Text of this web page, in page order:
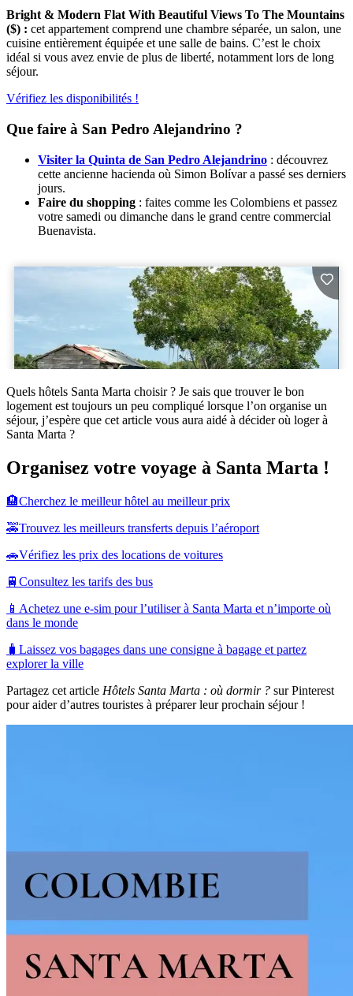
Bright & Modern Flat With Beautiful Views To The Mountains
($) : cet appartement comprend une chambre séparée, un salon, une
cuisine entièrement équipée et une salle de bains. C’est le choix
idéal si vous avez envie de plus de liberté, notamment lors de long
séjour.
Vérifiez les disponibilités !
Que faire à San Pedro Alejandrino ?
Visiter la Quinta de San Pedro Alejandrino : découvrez
cette ancienne hacienda où Simon Bolívar a passé ses derniers
jours.
Faire du shopping : faites comme les Colombiens et passez
votre samedi ou dimanche dans le grand centre commercial
Buenavista.
Quels hôtels Santa Marta choisir ? Je sais que trouver le bon
logement est toujours un peu compliqué lorsque l’on organise un
séjour, j’espère que cet article vous aura aidé à décider où loger à
Santa Marta ?
Organisez votre voyage à Santa Marta !
🏨Cherchez le meilleur hôtel au meilleur prix
🚕Trouvez les meilleurs transferts depuis l’aéroport
🚗Vérifiez les prix des locations de voitures
🚆Consultez les tarifs des bus
📱Achetez une e-sim pour l’utiliser à Santa Marta et n’importe où
dans le monde
🧳Laissez vos bagages dans une consigne à bagage et partez
explorer la ville
Partagez cet article Hôtels Santa Marta : où dormir ? sur Pinterest
pour aider d’autres touristes à préparer leur prochain séjour !